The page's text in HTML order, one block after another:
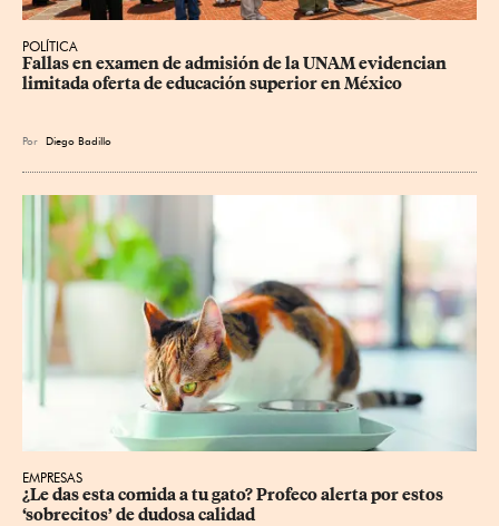
POLÍTICA
Fallas en examen de admisión de la UNAM evidencian
limitada oferta de educación superior en México
Por Diego Badillo
EMPRESAS
¿Le das esta comida a tu gato? Profeco alerta por estos
‘sobrecitos’ de dudosa calidad